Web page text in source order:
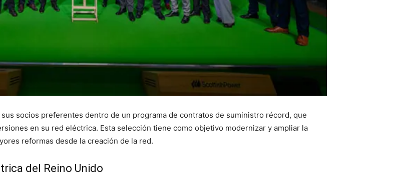
socios preferentes dentro de un programa de contratos de suministro récord, que
en su red eléctrica. Esta selección tiene como objetivo modernizar y ampliar la
reformas desde la creación de la red.
del Reino Unido